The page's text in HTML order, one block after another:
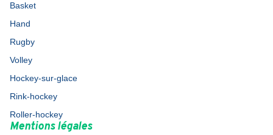
Basket
Hand
Rugby
Volley
Hockey-sur-glace
Rink-hockey
Roller-hockey
Mentions légales